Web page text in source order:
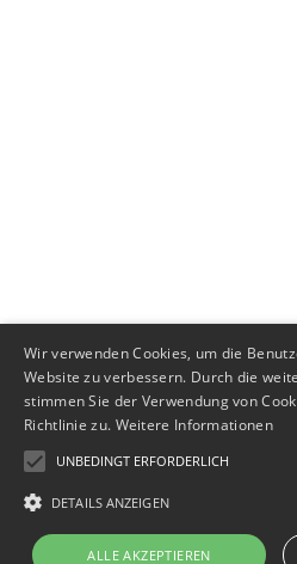
Impressum
Wir verwenden Cookies, um die
Website zu verbessern. Durch die
stimmen Sie der Verwendung von
Richtlinie zu. Weitere Informationen
UNBEDINGT ERFORDERLICH
DETAILS ANZEIGEN
ALLE AKZEPTIEREN